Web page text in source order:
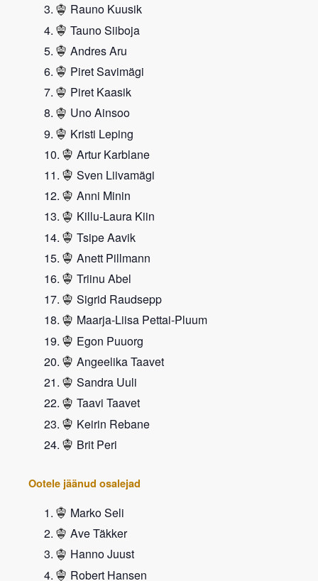
Rauno Kuusik
Tauno Siiboja
Andres Aru
Piret Savimägi
Piret Kaasik
Uno Ainsoo
Kristi Leping
Artur Karblane
Sven Liivamägi
Anni Minin
Killu-Laura Kiin
Tsipe Aavik
Anett Pillmann
Triinu Abel
Sigrid Raudsepp
Maarja-Liisa Pettai-Pluum
Egon Puuorg
Angeelika Taavet
Sandra Uuli
Taavi Taavet
Keirin Rebane
Brit Peri
Ootele jäänud osalejad
Marko Seli
Ave Täkker
Hanno Juust
Robert Hansen